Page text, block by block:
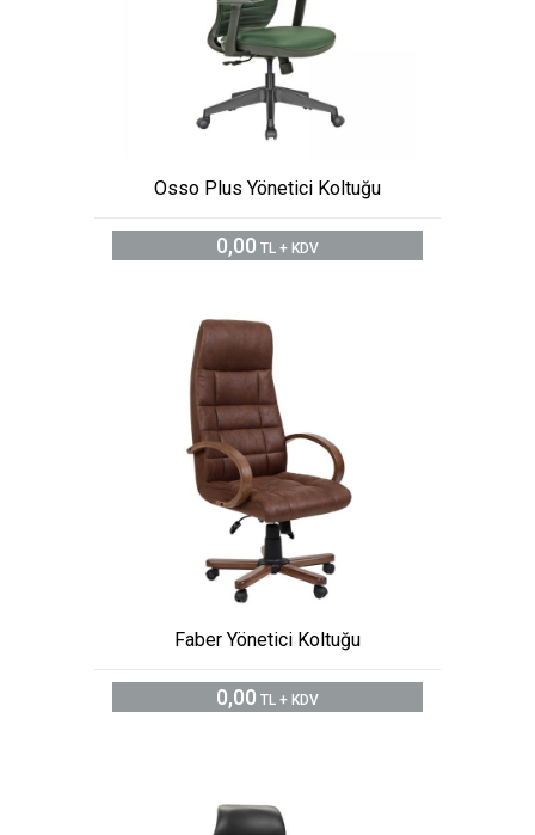
Osso Plus Yönetici Koltuğu
0,00 TL + KDV
Faber Yönetici Koltuğu
0,00 TL + KDV